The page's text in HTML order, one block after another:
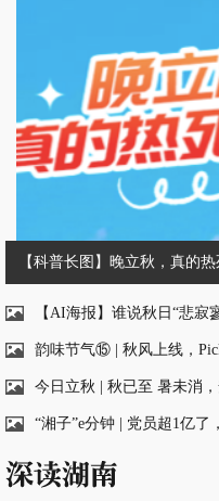
【科普长图】晚立秋，真的热
【AI海报】谁说秋日“悲寂
朝！
韵味节气⑮ | 秋风上线，
今日立秋 | 秋已至 暑未消
“湘子”e分钟 | 党员超1亿